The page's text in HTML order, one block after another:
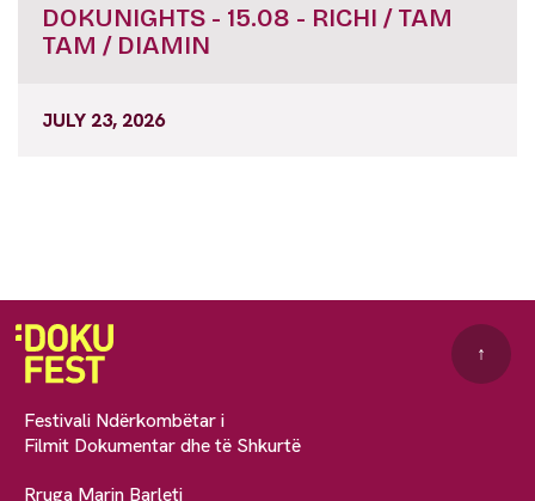
DOKUNIGHTS - 15.08 - RICHI / TAM
TAM / DIAMIN
JULY 23, 2026
Festivali Ndërkombëtar i
Filmit Dokumentar dhe të Shkurtë
Rruga Marin Barleti
↑